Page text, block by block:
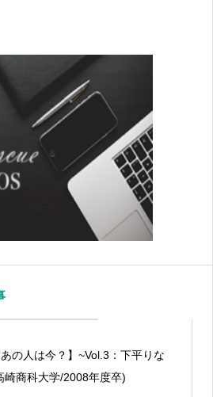
あの人は今？】~Vol.3：下平りな
崎商科大学/2008年度卒)